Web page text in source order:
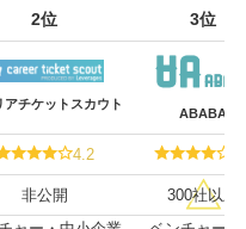
2位 3位
アチケットスカウト
ABABA
4.2
非公開 300社以上